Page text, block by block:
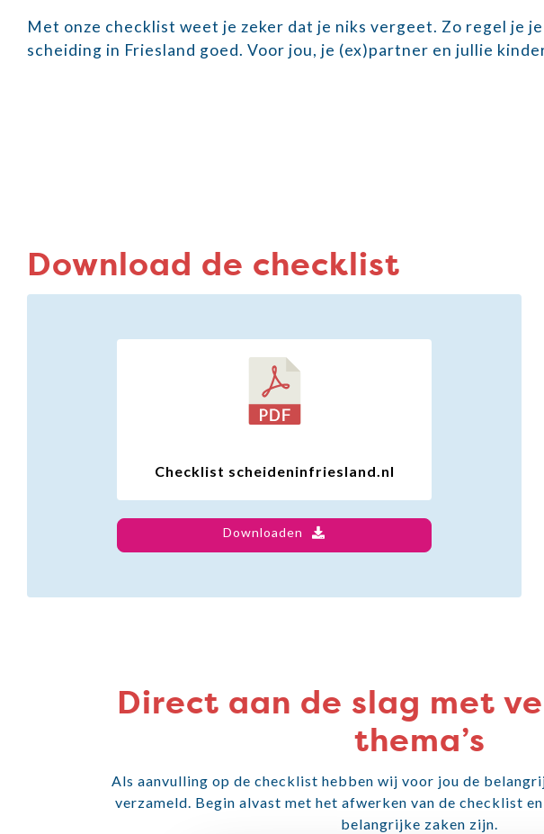
Met onze checklist weet je zeker dat je niks vergeet. Zo regel je je
scheiding in Friesland goed. Voor jou, je (ex)partner en jullie
Download de checklist
Checklist scheideninfriesland.nl
Downloaden
Direct aan de slag met
thema’s
Als aanvulling op de checklist hebben wij voor jou de
verzameld. Begin alvast met het afwerken van de checklist
belangrijke zaken zijn.